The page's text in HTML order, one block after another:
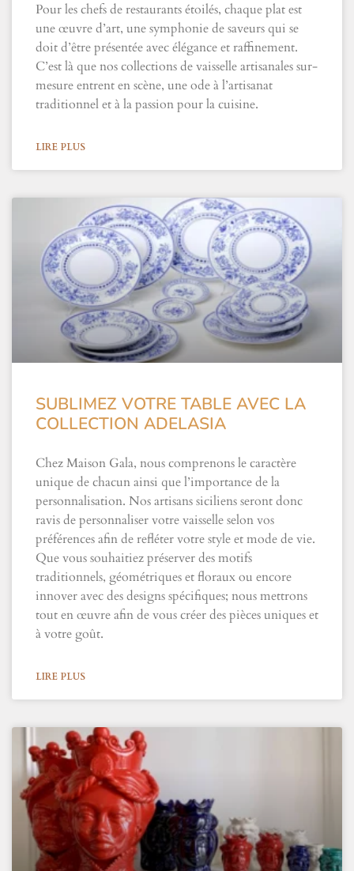
Pour les chefs de restaurants étoilés, chaque plat est
une œuvre d’art, une symphonie de saveurs qui se
doit d’être présentée avec élégance et raffinement.
C’est là que nos collections de vaisselle artisanales sur-
mesure entrent en scène, une ode à l’artisanat
traditionnel et à la passion pour la cuisine.
LIRE PLUS
SUBLIMEZ VOTRE TABLE AVEC LA
COLLECTION ADELASIA
Chez Maison Gala, nous comprenons le caractère
unique de chacun ainsi que l’importance de la
personnalisation. Nos artisans siciliens seront donc
ravis de personnaliser votre vaisselle selon vos
préférences afin de refléter votre style et mode de vie.
Que vous souhaitiez préserver des motifs
traditionnels, géométriques et floraux ou encore
innover avec des designs spécifiques; nous mettrons
tout en œuvre afin de vous créer des pièces uniques et
à votre goût.
LIRE PLUS